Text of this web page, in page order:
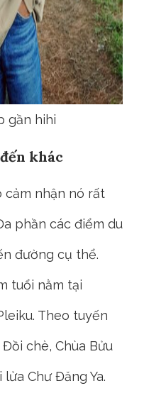
gần hihi
khác
cảm nhận nó rất
phần các điểm du
đường cụ thể.
tuổi nằm tại
Theo tuyến
chè, Chùa Bửu
Chư Đăng Ya.